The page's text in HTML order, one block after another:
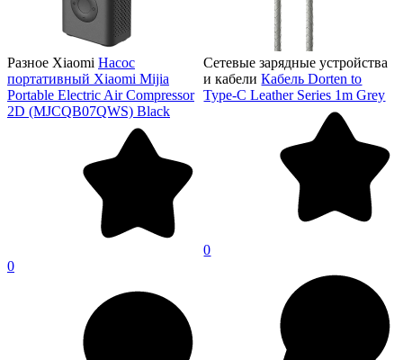
Разное Xiaomi Насос
портативный Xiaomi Mijia
Portable Electric Air Compressor
2D (MJCQB07QWS) Black
0
Сетевые зарядные устройства
и кабели Кабель Dorten to
Type-C Leather Series 1m Grey
0